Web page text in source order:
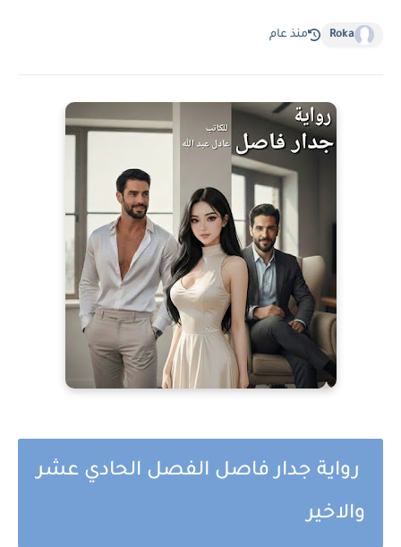
Roka منذ عام
رواية جدار فاصل الفصل الحادي عشر
والاخير